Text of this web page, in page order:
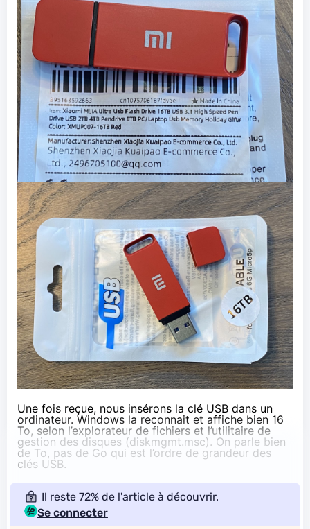
Une fois reçue, nous insérons la clé USB dans un
ordinateur. Windows la reconnait et affiche bien 16
To, selon l’explorateur de fichiers et l’utilitaire de
gestion des disques (diskmgmt.msc). On parle bien
de To, pas de Go qui est l’ordre de grandeur des
clés USB.
Il reste 72% de l'article à découvrir.
Se connecter